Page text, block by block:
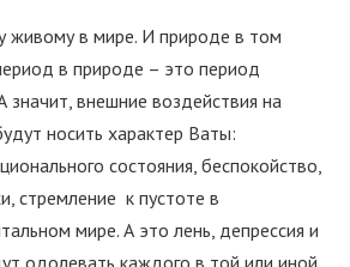
живому в мире. И природе в том
в природе – это период
внешние воздействия на
носить характер Ваты:
состояния, беспокойство,
стремление к пустоте в
мире. А это лень, депрессия и
одолевать каждого в той или иной